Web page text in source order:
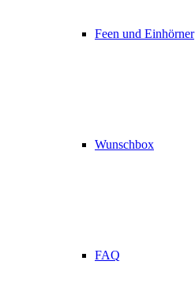
Feen und Einhörner
Wunschbox
FAQ